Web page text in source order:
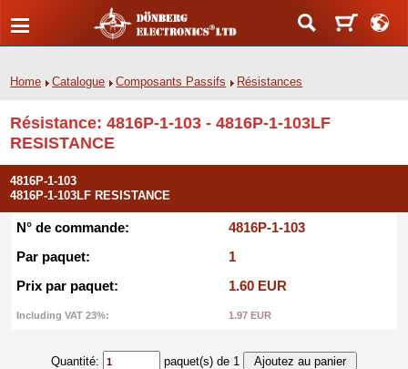
Home Catalogue Composants Passifs Résistances
Résistance: 4816P-1-103 - 4816P-1-103LF
RESISTANCE
4816P-1-103
4816P-1-103LF RESISTANCE
N° de commande:
4816P-1-103
Par paquet:
1
Prix par paquet:
1.60 EUR
Including VAT 23%: 1.97 EUR
Quantité: paquet(s) de 1